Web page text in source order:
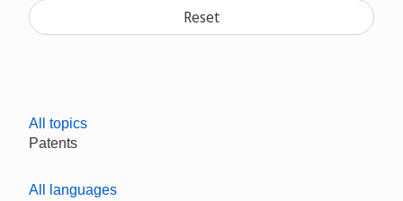
Reset
All topics
Patents
All languages